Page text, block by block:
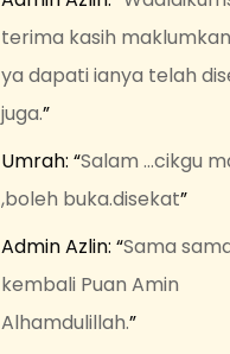
terima kasih
ya dapati ianya telah
juga.”
Umrah: “Salam …cikgu
,boleh buka.disekat”
Admin Azlin: “Sama
kembali Puan Amin
Alhamdulillah.”